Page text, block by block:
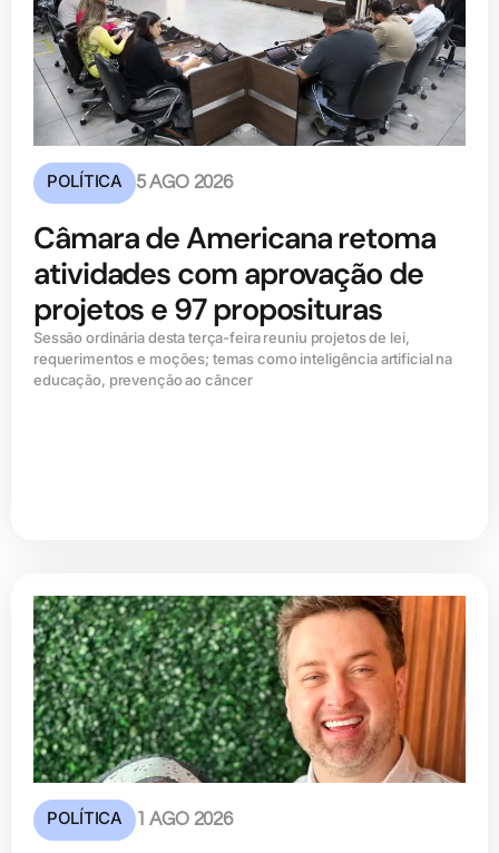
POLÍTICA 5 AGO 2026
Câmara de Americana retoma
atividades com aprovação de
projetos e 97 proposituras
Sessão ordinária desta terça-feira reuniu projetos de lei,
requerimentos e moções; temas como inteligência artificial na
educação, prevenção ao câncer
POLÍTICA 1 AGO 2026